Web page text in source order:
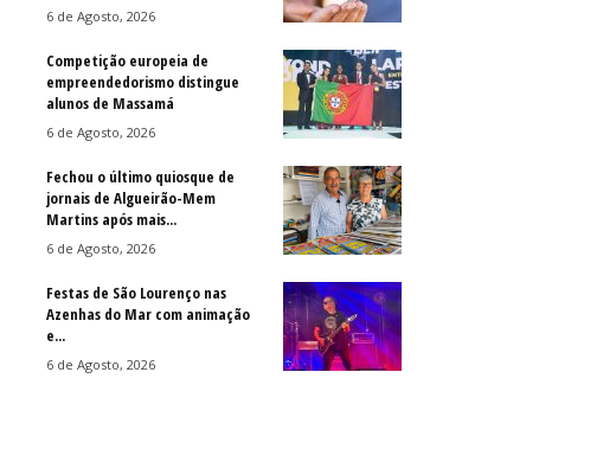
6 de Agosto, 2026
Competição europeia de
empreendedorismo distingue
alunos de Massamá
6 de Agosto, 2026
Fechou o último quiosque de
jornais de Algueirão-Mem
Martins após mais...
6 de Agosto, 2026
Festas de São Lourenço nas
Azenhas do Mar com animação
e...
6 de Agosto, 2026